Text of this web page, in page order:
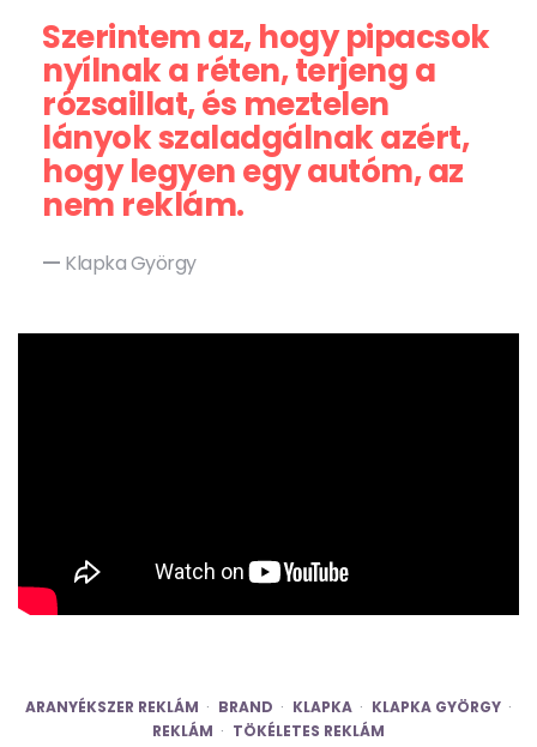
Szerintem az, hogy pipacsok
nyílnak a réten, terjeng a
rózsaillat, és meztelen
lányok szaladgálnak azért,
hogy legyen egy ­autóm, az
nem reklám.
Klapka György
ARANYÉKSZER REKLÁM BRAND KLAPKA
KLAPKA GYÖRGY
REKLÁM
TÖKÉLETES REKLÁM